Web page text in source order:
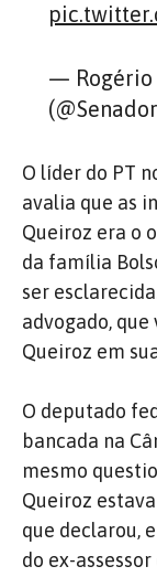
— Rogério
O líder do PT
avalia que as
Queiroz era o
da família
ser
advogado,
Queiroz em
O deputado
bancada na
mesmo
Queiroz
que declarou,
do ex-